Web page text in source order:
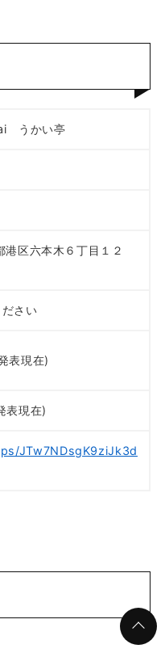
うかい亭
区六本木６丁目１２
さい
表現在)
現在)
JTw7NDsgK9ziJk3d